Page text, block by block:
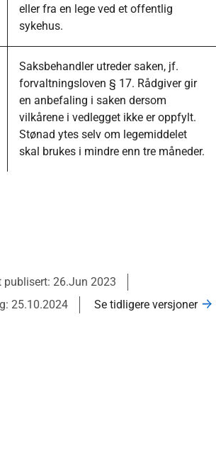
eller fra en lege ved et offentlig
sykehus.
Saksbehandler utreder saken, jf.
forvaltningsloven § 17. Rådgiver gir
en anbefaling i saken dersom
vilkårene i vedlegget ikke er oppfylt.
Stønad ytes selv om legemiddelet
skal brukes i mindre enn tre måneder.
publisert: 26.Jun 2023
25.10.2024
Se tidligere versjoner